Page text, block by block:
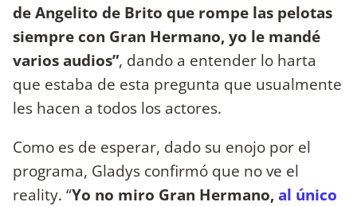
de Angelito de Brito que rompe las pelotas
siempre con Gran Hermano, yo le mandé
varios audios”, dando a entender lo harta
que estaba de esta pregunta que usualmente
les hacen a todos los actores.
Como es de esperar, dado su enojo por el
programa, Gladys confirmó que no ve el
reality. “Yo no miro Gran Hermano,al único